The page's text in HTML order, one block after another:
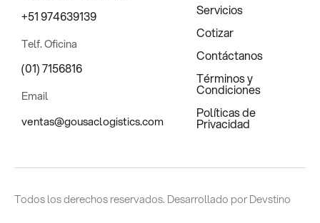
+51 974639139
Telf. Oficina
(01) 7156816
Email
ventas@gousaclogistics.com ​ ​
Servicios
Cotizar
Contáctanos
Términos y
Condiciones
Políticas de
Privacidad
Todos los derechos reservados. Desarrollado por Devstino